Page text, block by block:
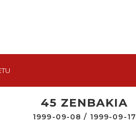
45 ZENBAKIA
1999-09-08 / 1999-09-17